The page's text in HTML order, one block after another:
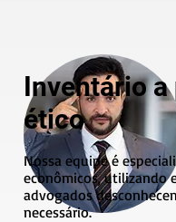
Inventário
ético
Nossa equipe é
econômicos, utilizando
advogados
necessário.